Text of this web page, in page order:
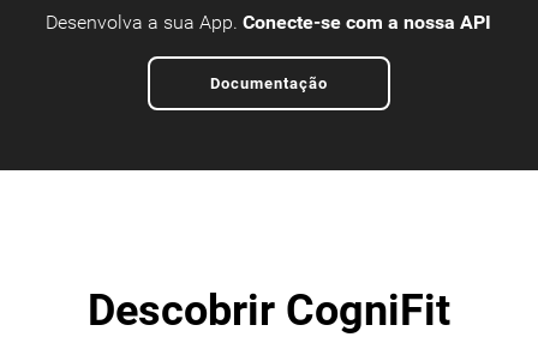
Desenvolva a sua App.Conecte-se com a nossa API
Documentação
Descobrir CogniFit